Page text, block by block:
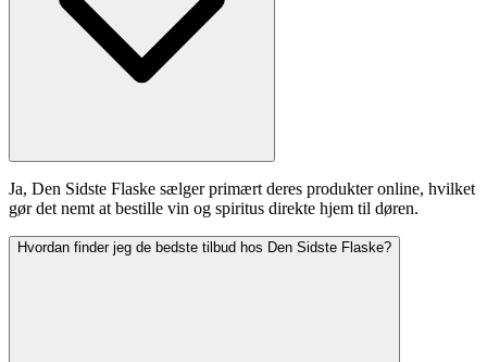
Ja, Den Sidste Flaske sælger primært deres produkter online, hvilket
gør det nemt at bestille vin og spiritus direkte hjem til døren.
Hvordan finder jeg de bedste tilbud hos Den Sidste Flaske?